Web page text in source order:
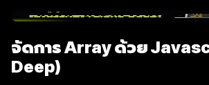
ตอบสนองที่รวดเร็วขึ้นในระยะเวลาที่น้อยลง
แตกต่างจากระบบ
จัดการ Array ด้วย
Deep)